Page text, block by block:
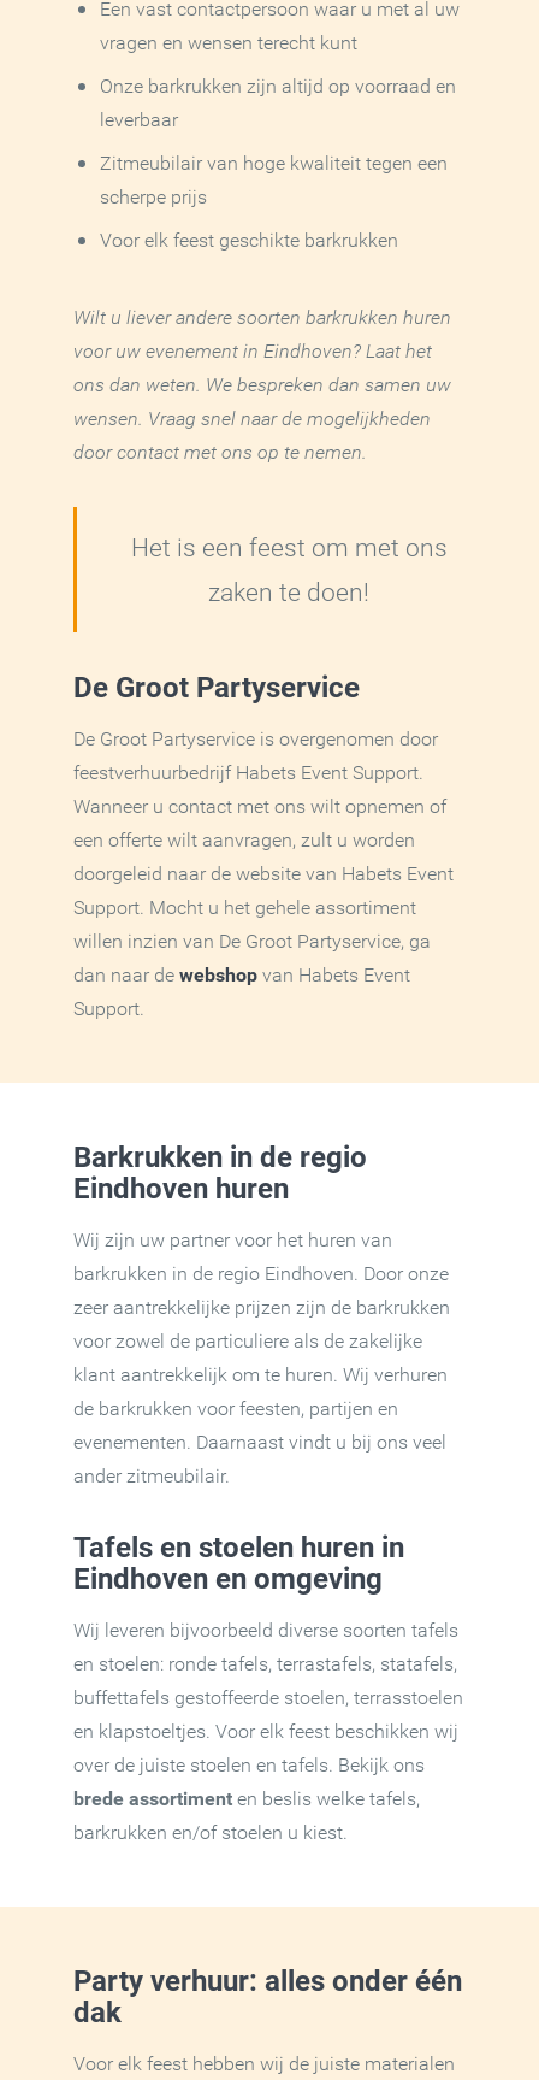
Een vast contactpersoon waar u met al uw
vragen en wensen terecht kunt
Onze barkrukken zijn altijd op voorraad en
leverbaar
Zitmeubilair van hoge kwaliteit tegen een
scherpe prijs
Voor elk feest geschikte barkrukken
Wilt u liever andere soorten barkrukken huren
voor uw evenement in Eindhoven? Laat het
ons dan weten. We bespreken dan samen uw
wensen. Vraag snel naar de mogelijkheden
door contact met ons op te nemen.
Het is een feest om met ons
zaken te doen!
De Groot Partyservice
De Groot Partyservice is overgenomen door
feestverhuurbedrijf Habets Event Support.
Wanneer u contact met ons wilt opnemen of
een offerte wilt aanvragen, zult u worden
doorgeleid naar de website van Habets Event
Support. Mocht u het gehele assortiment
willen inzien van De Groot Partyservice, ga
dan naar dewebshopvan Habets Event
Support.
Barkrukken in de regio
Eindhoven huren
Wij zijn uw partner voor het huren van
barkrukken in de regio Eindhoven. Door onze
zeer aantrekkelijke prijzen zijn de barkrukken
voor zowel de particuliere als de zakelijke
klant aantrekkelijk om te huren. Wij verhuren
de barkrukken voor feesten, partijen en
evenementen. Daarnaast vindt u bij ons veel
ander zitmeubilair.
Tafels en stoelen huren in
Eindhoven en omgeving
Wij leveren bijvoorbeeld diverse soorten tafels
en stoelen: ronde tafels, terrastafels, statafels,
buffettafels gestoffeerde stoelen, terrasstoelen
en klapstoeltjes. Voor elk feest beschikken wij
over de juiste stoelen en tafels. Bekijk ons
brede assortimenten beslis welke tafels,
barkrukken en/of stoelen u kiest.
Party verhuur: alles onder één
dak
Voor elk feest hebben wij de juiste materialen